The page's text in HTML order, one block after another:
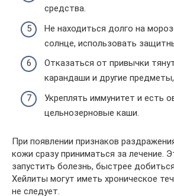
средства.
Не находиться долго на
солнце, использовать
Отказаться от привычки
карандаши и другие
Укреплять иммунитет и есть
цельнозерновые каши.
При появлении признаков
кожи сразу приниматься за лечение.
запустить болезнь, быстрее
Хейлиты могут иметь хроническое
не следует.